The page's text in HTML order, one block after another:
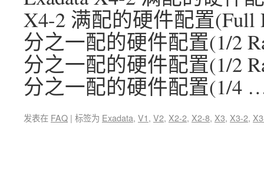
X4-2 满配的硬件配置(Full
分之一配的硬件配置(1/2
分之一配的硬件配置(1/2
分之一配的硬件配置(1/4
发表在 FAQ | 标签为 Exadata, V1, V2, X2-2, X2-8, X3, X3-2,